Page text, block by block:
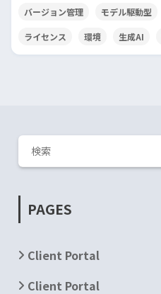
バージョン管理 モデル駆動型
ライセンス 環境 生成AI
PAGES
Client Portal
Client Portal